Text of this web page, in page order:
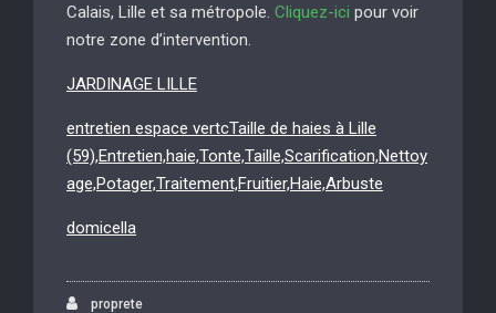
Calais, Lille et sa métropole. Cliquez-ici pour voir
notre zone d’intervention.
JARDINAGE LILLE
entretien espace vertcTaille de haies à Lille
(59),Entretien,haie,Tonte,Taille,Scarification,Nettoy
age,Potager,Traitement,Fruitier,Haie,Arbuste
domicella
proprete